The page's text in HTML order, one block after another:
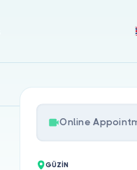
Online
GÜZİN